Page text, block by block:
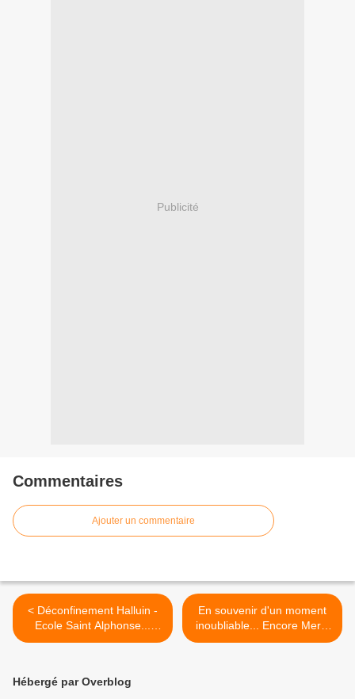
Publicité
Commentaires
Ajouter un commentaire
< Déconfinement Halluin -
Ecole Saint Alphonse...
Covid-19 Fermeture (Mai
En souvenir d'un moment
inoubliable... Encore Merci
M. Dabadie ! >
Hébergé par Overblog